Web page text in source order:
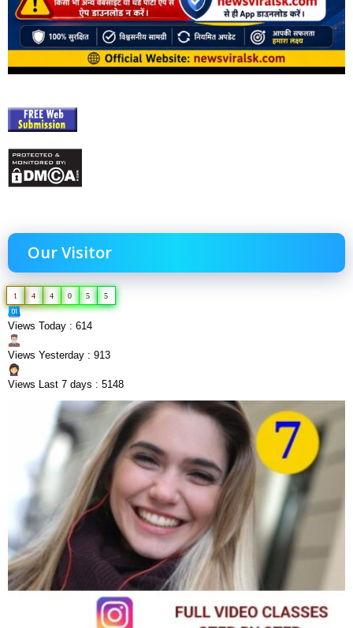
Our Visitor
1 4 4 0 5 5
Views Today : 614
Views Yesterday : 913
Views Last 7 days : 5148